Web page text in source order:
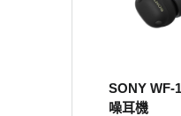
SONY WF-
噪耳機